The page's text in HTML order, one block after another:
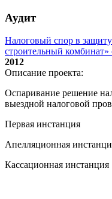
Аудит
Налоговый спор в
строительный
2012
Описание проекта:
Оспаривание решение
выездной налоговой
Первая инстанция
Апелляционная
Кассационная инстанция